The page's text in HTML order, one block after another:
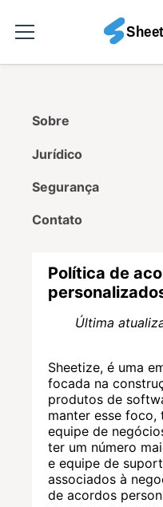
Sobre
Jurídico
Segurança
Contato
Política de
Última
Sheetize, é uma
focada na
produtos de
manter esse foco,
equipe de
ter um número
e equipe de
associados à
de acordos